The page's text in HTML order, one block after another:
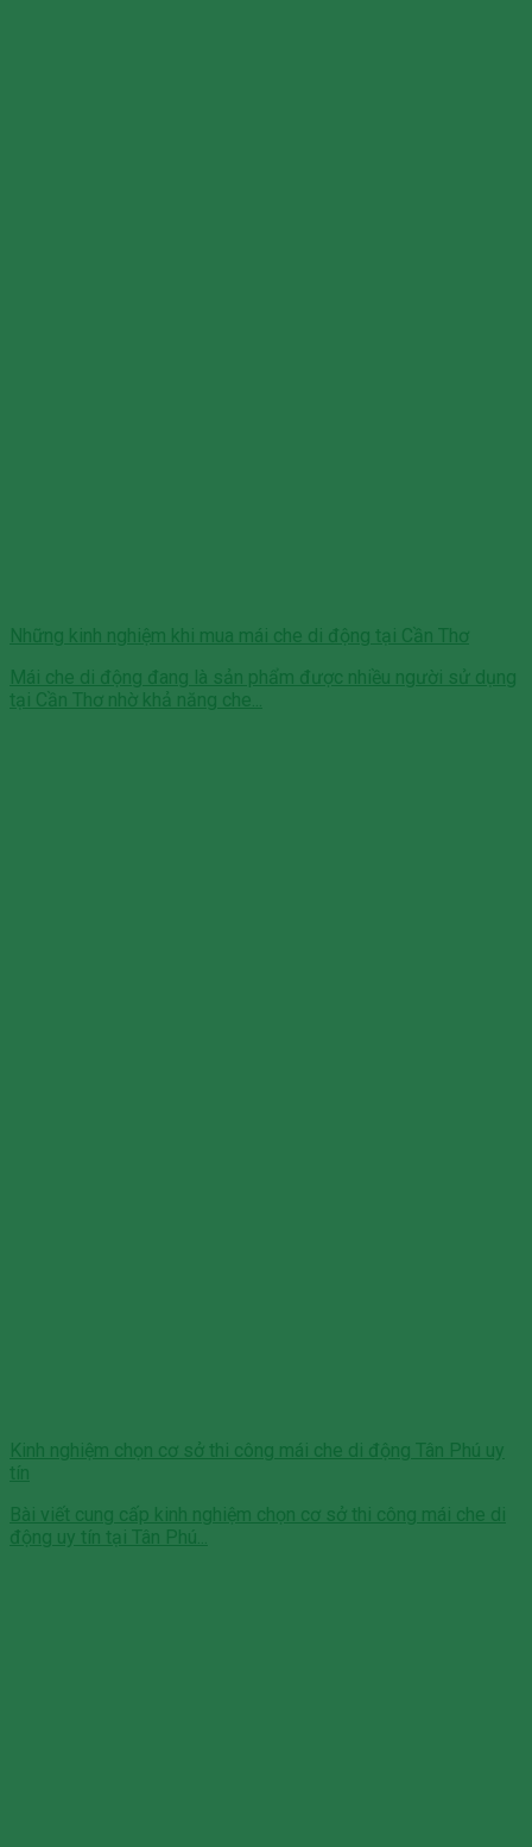
Những kinh nghiệm khi mua mái che di động tại Cần Thơ
Mái che di động đang là sản phẩm được nhiều người sử dụng
tại Cần Thơ nhờ khả năng che...
Kinh nghiệm chọn cơ sở thi công mái che di động Tân Phú uy
tín
Bài viết cung cấp kinh nghiệm chọn cơ sở thi công mái che di
động uy tín tại Tân Phú...